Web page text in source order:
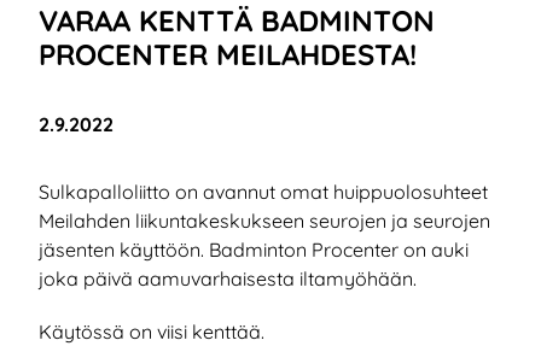
VARAA KENTTÄ BADMINTON
PROCENTER MEILAHDESTA!
Julkaistu:
2.9.2022
Sulkapalloliitto on avannut omat huippuolosuhteet
Meilahden liikuntakeskukseen seurojen ja seurojen
jäsenten käyttöön. Badminton Procenter on auki
joka päivä aamuvarhaisesta iltamyöhään.
Käytössä on viisi kenttää.